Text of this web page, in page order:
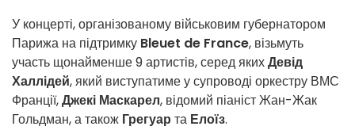
У концерті, організованому військовим губернатором
Парижа на підтримку Bleuet de France, візьмуть
участь щонайменше 9 артистів, серед якихДевід
Халлідей, який виступатиме у супроводі оркестру ВМС
Франції,Джекі Маскарел, відомий піаніст Жан-Жак
Гольдман, а також Грегуар та Елоїз.